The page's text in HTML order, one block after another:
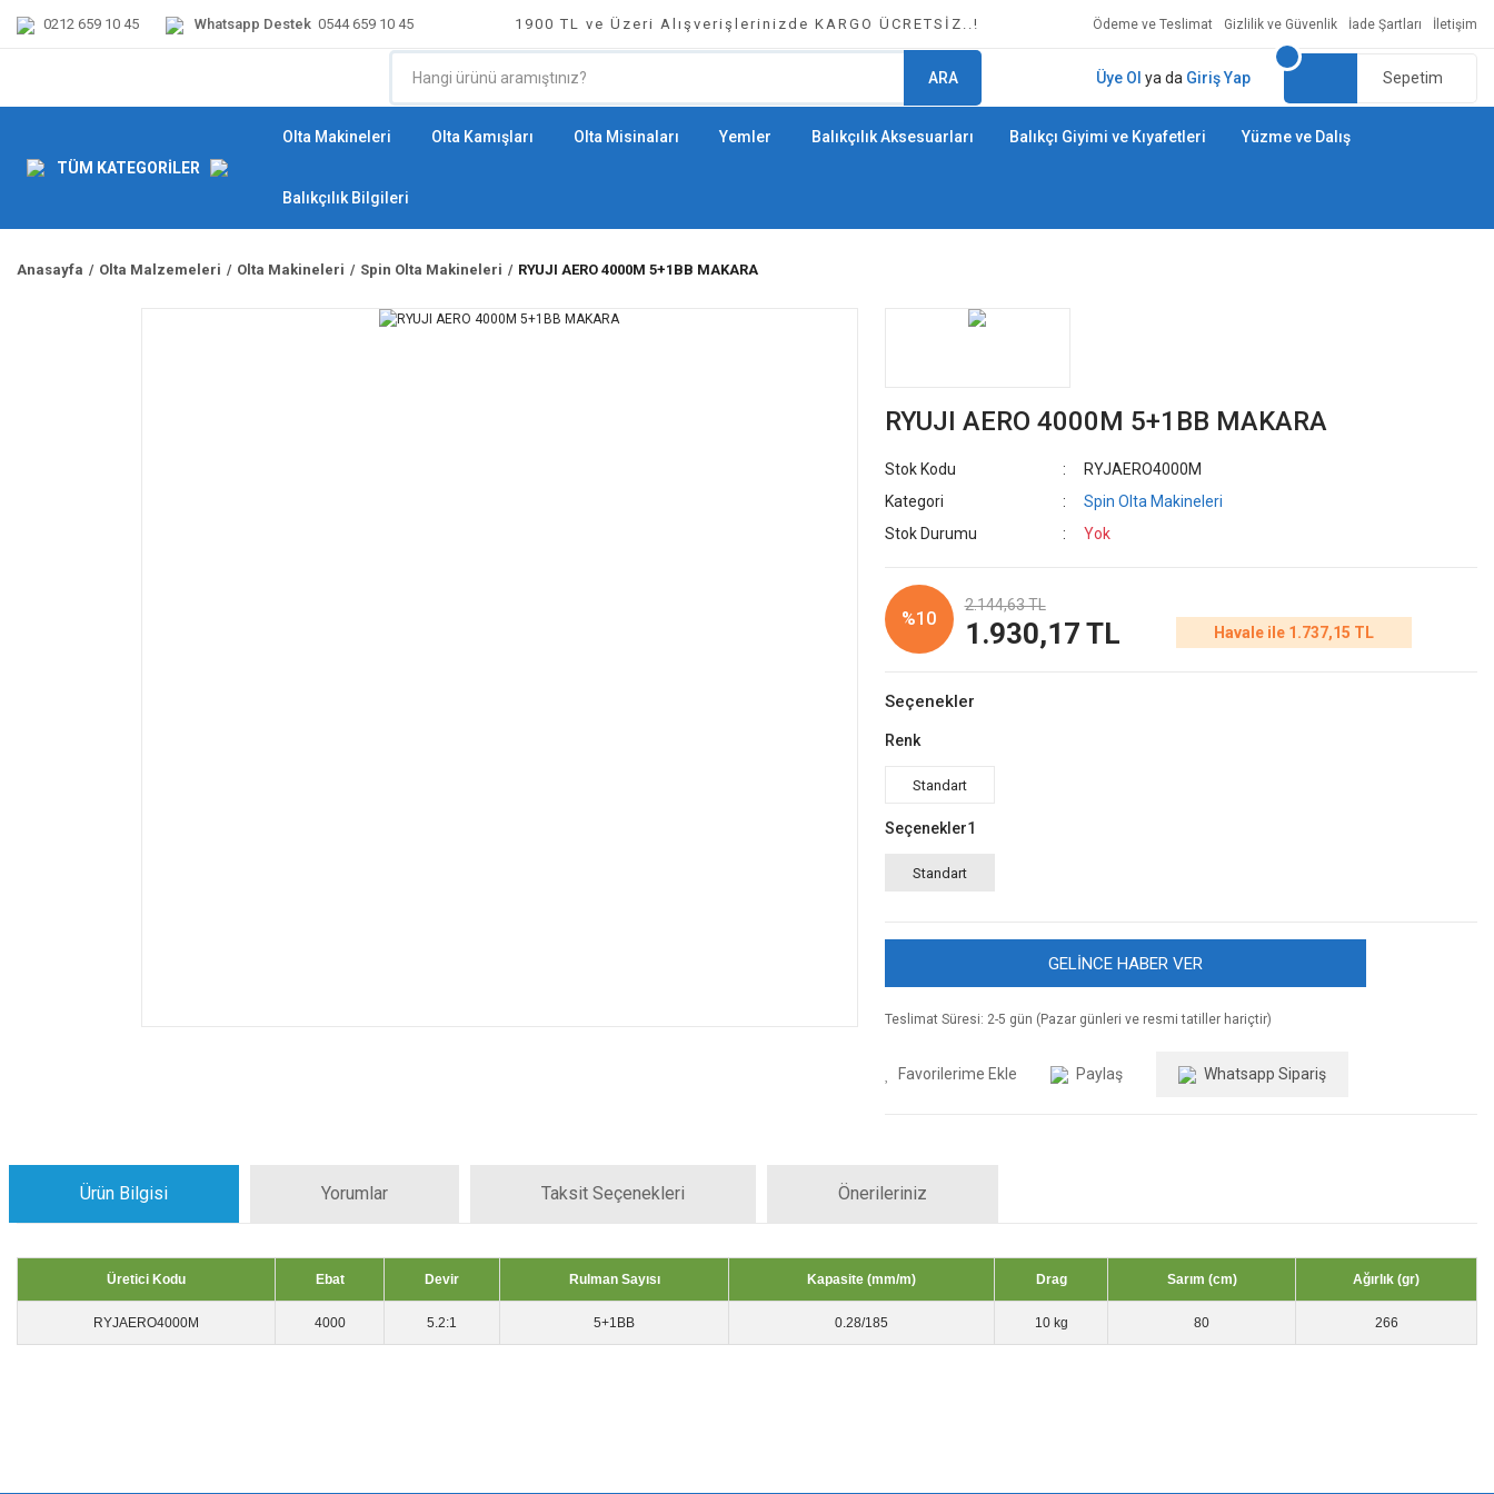
0212 659 10 45 Whatsapp Destek 0544 659 10 45 1900 TL ve Üzeri Alışverişlerinizde KARGO ÜCRETSİZ..! Ödeme ve Teslimat Gizlilik ve Güvenlik İade Şartları İletişim
ARA Üye Ol ya da Giriş Yap Sepetim
TÜM KATEGORİLER
Olta Makineleri Olta Kamışları Olta Misinaları Yemler Balıkçılık Aksesuarları Balıkçı Giyimi ve Kıyafetleri Yüzme ve Dalış
Balıkçılık Bilgileri
Anasayfa Olta Malzemeleri Olta Makineleri Spin Olta Makineleri RYUJI AERO 4000M 5+1BB MAKARA
RYUJI AERO 4000M 5+1BB MAKARA
Stok Kodu
RYJAERO4000M
Kategori
Spin Olta Makineleri
Stok Durumu
Yok
%10
2.144,63 TL
1.930,17 TL Havale ile 1.737,15 TL
Seçenekler
Renk
Standart
Seçenekler1
Standart
GELİNCE HABER VER
Teslimat Süresi: 2-5 gün (Pazar günleri ve resmi tatiller hariçtir)
Paylaş Whatsapp Sipariş
Ürün Bilgisi Yorumlar Taksit Seçenekleri Önerileriniz
Üretici Kodu Ebat Devir Rulman Sayısı Kapasite (mm/m) Drag Sarım (cm) Ağırlık (gr)
RYJAERO4000M 4000 5.2:1 5+1BB 0.28/185 10 kg 80 266